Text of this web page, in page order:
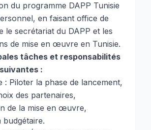
du programme DAPP Tunisie
en faisant office de
le secrétariat du DAPP et les
de mise en œuvre en Tunisie.
tâches et responsabilités
:
: Piloter la phase de lancement,
des partenaires,
de la mise en œuvre,
budgétaire.